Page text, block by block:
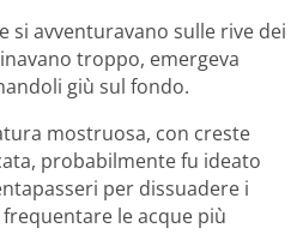
si avventuravano sulle rive dei
troppo, emergeva
giù sul fondo.
mostruosa, con creste
probabilmente fu ideato
per dissuadere i
le acque più